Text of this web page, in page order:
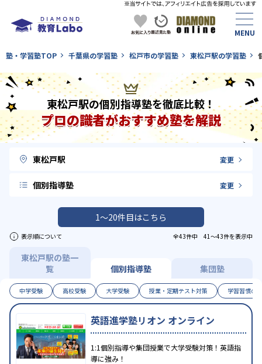
塾・学習塾TOP 千葉県の学習塾 松戸市の学習塾 東松戸駅の学習塾
東松戸駅の個別指導塾を徹底比較！
プロの識者がおすすめ塾を解説
東松戸駅 変更
個別指導塾 変更
1〜20件目はこちら
表示順について 全43件中 41〜43件を表示中
東松戸駅の塾一
覧
個別指導塾 集団塾
中学受験 高校受験 大学受験 授業・定期テスト対策 学習習慣の
英語進学塾リオン オンライン
1:1個別指導や集団授業で大学受験対策！英語指
導に強み！